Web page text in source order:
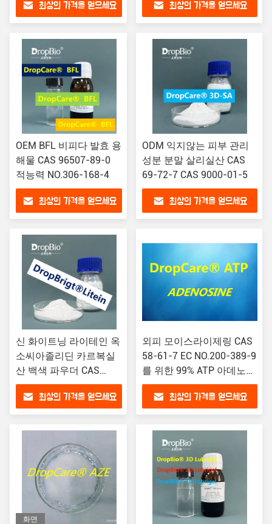
다
최상의 가격을 얻으세요 최상의 가격을 얻으세요
OEM BFL 비피다 발효 용
해물 CAS 96507-89-0
적능력 NO.306-168-4
최상의 가격을 얻으세요
ODM 익지않는 피부 관리
성분 분말 살리실산 CAS
69-72-7 CAS 9000-01-5
최상의 가격을 얻으세요
신 화이트닝 라이테인 옥
소씨아졸리딘 카르복실
산 백색 파우더 CAS
19771-63-2
최상의 가격을 얻으세요
외피 모이스라이제링 CAS
58-61-7 EC NO.200-389-9
를 위한 99% ATP 아데노신
파우더
최상의 가격을 얻으세요
화면